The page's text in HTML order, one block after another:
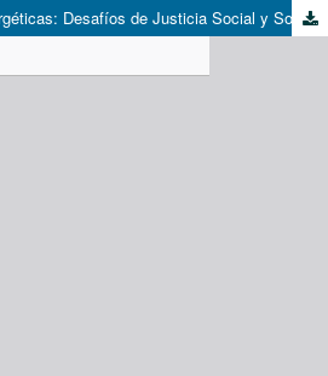
Transiciones Socio-energéticas: Desafíos de Justicia Social y Sostenibilidad Territorial